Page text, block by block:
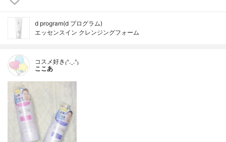
d program(d プログラム)
エッセンスイン クレンジングフォーム
コスメ好き₍ᐢ.ˬ.ᐢ₎
ここあ